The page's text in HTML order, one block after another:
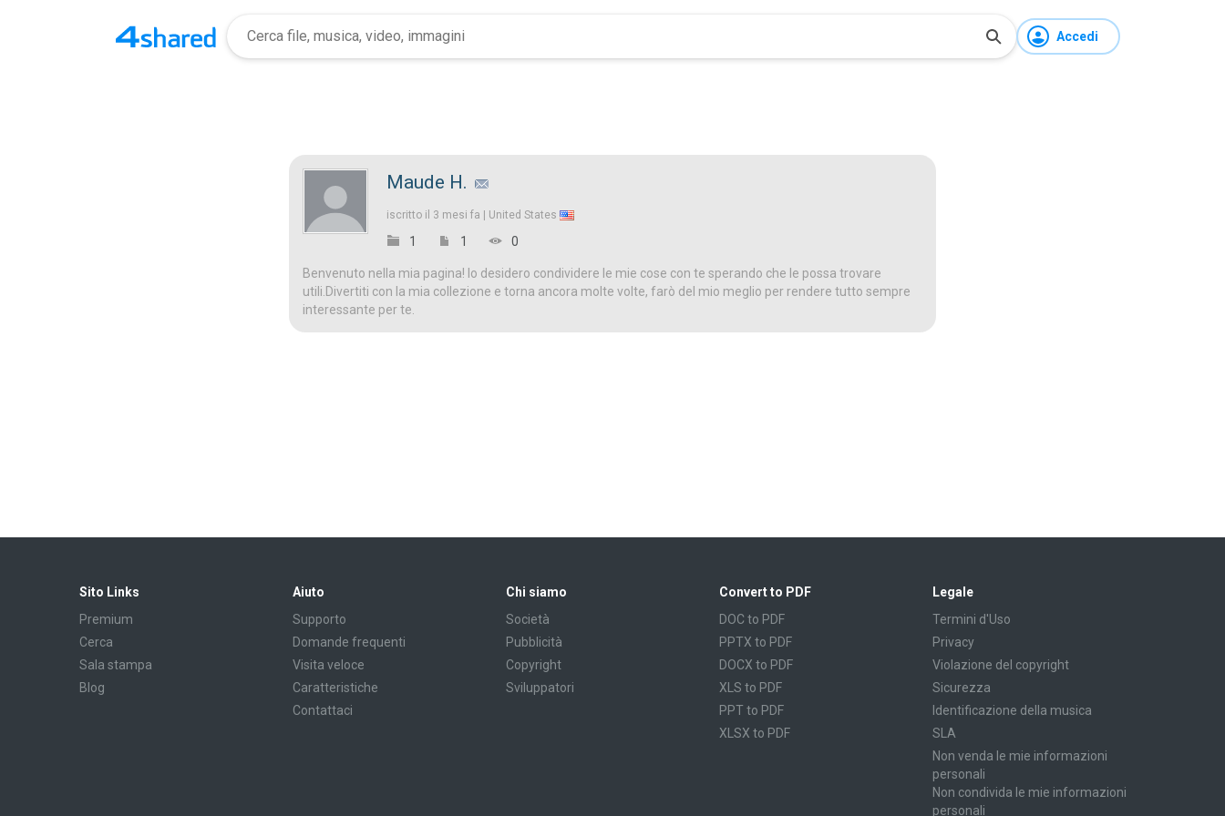
Accedi
Maude H.
iscritto il 3 mesi fa | United States
1 1 0
Benvenuto nella mia pagina! Io desidero condividere le mie cose con te sperando che le possa trovare
utili.Divertiti con la mia collezione e torna ancora molte volte, farò del mio meglio per rendere tutto sempre
interessante per te.
Sito Links
Premium
Cerca
Sala stampa
Blog
Aiuto
Supporto
Domande frequenti
Visita veloce
Caratteristiche
Contattaci
Chi siamo
Società
Pubblicità
Copyright
Sviluppatori
Convert to PDF
DOC to PDF
PPTX to PDF
DOCX to PDF
XLS to PDF
PPT to PDF
XLSX to PDF
Legale
Termini d'Uso
Privacy
Violazione del copyright
Sicurezza
Identificazione della musica
SLA
Non venda le mie informazioni
personali
Non condivida le mie informazioni
personali